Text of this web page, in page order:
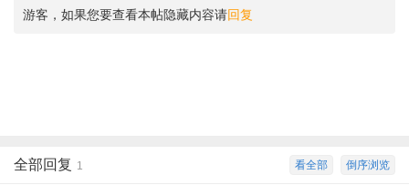
游客，如果您要查看本帖隐藏内容请回复
倒序浏览
看全部
全部回复 1